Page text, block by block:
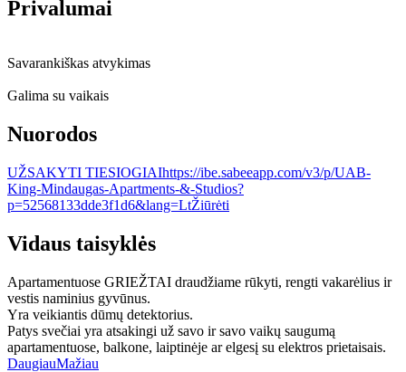
Privalumai
Savarankiškas atvykimas
Galima su vaikais
Nuorodos
UŽSAKYTI TIESIOGIAIhttps://ibe.sabeeapp.com/v3/p/UAB-
King-Mindaugas-Apartments-&-Studios?
p=52568133dde3f1d6&lang=LtŽiūrėti
Vidaus taisyklės
Apartamentuose GRIEŽTAI draudžiame rūkyti, rengti vakarėlius ir
vestis naminius gyvūnus.
Yra veikiantis dūmų detektorius.
Patys svečiai yra atsakingi už savo ir savo vaikų saugumą
apartamentuose, balkone, laiptinėje ar elgesį su elektros prietaisais.
DaugiauMažiau